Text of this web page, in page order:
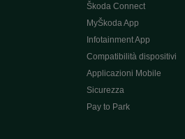
Škoda Connect
MyŠkoda App
Infotainment App
Compatibilità dispositivi
Applicazioni Mobile
Sicurezza
Pay to Park